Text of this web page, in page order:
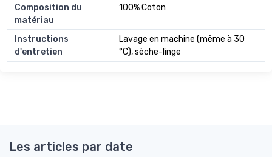
Composition du
matériau
100% Coton
Instructions
d'entretien
Lavage en machine (même à 30
°C), sèche-linge
Les articles par date